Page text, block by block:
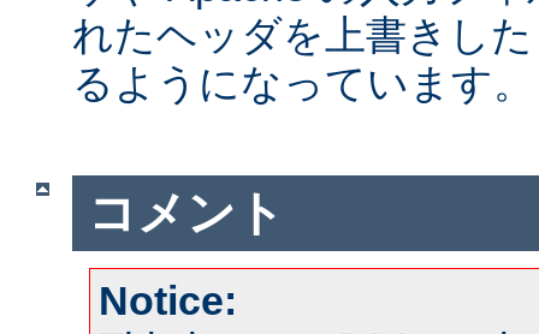
れたヘッダを上書きし
るようになっています。
コメント
Notice: